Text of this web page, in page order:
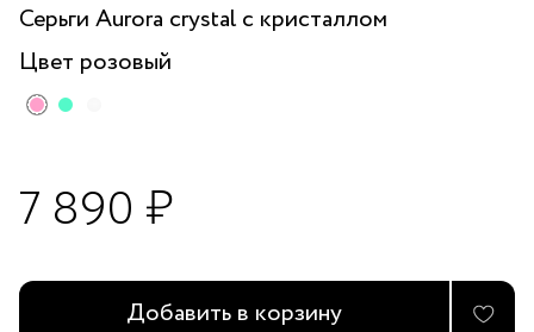
Серьги Aurora crystal с кристаллом
Цвет розовый
7 890 ₽
Добавить в корзину